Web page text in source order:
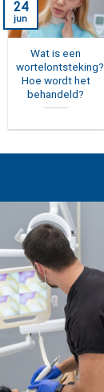
Wat is een
wortelontsteking?
Hoe wordt het
behandeld?
24
jun